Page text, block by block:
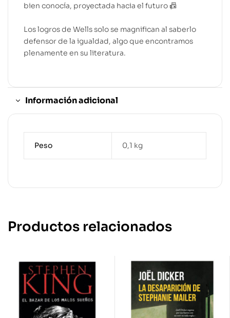
bien conocía, proyectada hacia el futuro 📠
Los logros de Wells solo se magnifican al saberlo
defensor de la igualdad, algo que encontramos
plenamente en su literatura.
Información adicional
Peso 0,1 kg
Productos relacionados